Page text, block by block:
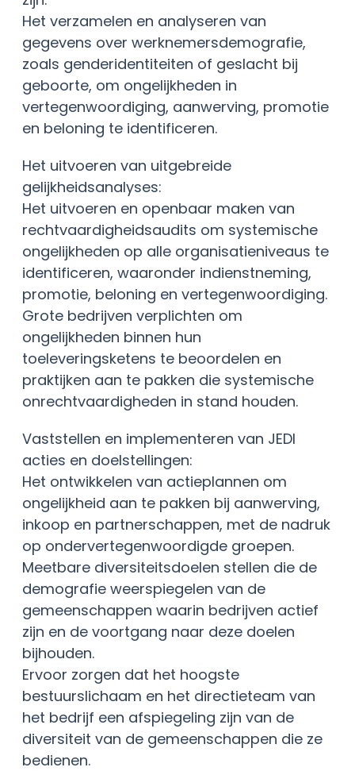
Het verzamelen en analyseren van
gegevens over werknemersdemografie,
zoals genderidentiteiten of geslacht bij
geboorte, om ongelijkheden in
vertegenwoordiging, aanwerving, promotie
en beloning te identificeren.
Het uitvoeren van uitgebreide
gelijkheidsanalyses:
Het uitvoeren en openbaar maken van
rechtvaardigheidsaudits om systemische
ongelijkheden op alle organisatieniveaus te
identificeren, waaronder indienstneming,
promotie, beloning en vertegenwoordiging.
Grote bedrijven verplichten om
ongelijkheden binnen hun
toeleveringsketens te beoordelen en
praktijken aan te pakken die systemische
onrechtvaardigheden in stand houden.
Vaststellen en implementeren van JEDI
acties en doelstellingen:
Het ontwikkelen van actieplannen om
ongelijkheid aan te pakken bij aanwerving,
inkoop en partnerschappen, met de nadruk
op ondervertegenwoordigde groepen.
Meetbare diversiteitsdoelen stellen die de
demografie weerspiegelen van de
gemeenschappen waarin bedrijven actief
zijn en de voortgang naar deze doelen
bijhouden.
Ervoor zorgen dat het hoogste
bestuurslichaam en het directieteam van
het bedrijf een afspiegeling zijn van de
diversiteit van de gemeenschappen die ze
bedienen.